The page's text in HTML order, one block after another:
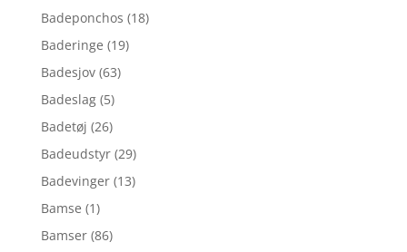
Badeponchos (18)
Baderinge (19)
Badesjov (63)
Badeslag (5)
Badetøj (26)
Badeudstyr (29)
Badevinger (13)
Bamse (1)
Bamser (86)